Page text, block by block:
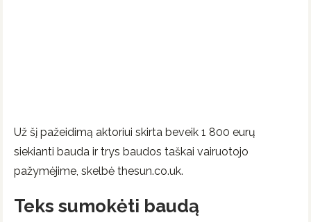
Už šį pažeidimą aktoriui skirta beveik 1 800 eurų
siekianti bauda ir trys baudos taškai vairuotojo
pažymėjime, skelbė thesun.co.uk.
Teks sumokėti baudą